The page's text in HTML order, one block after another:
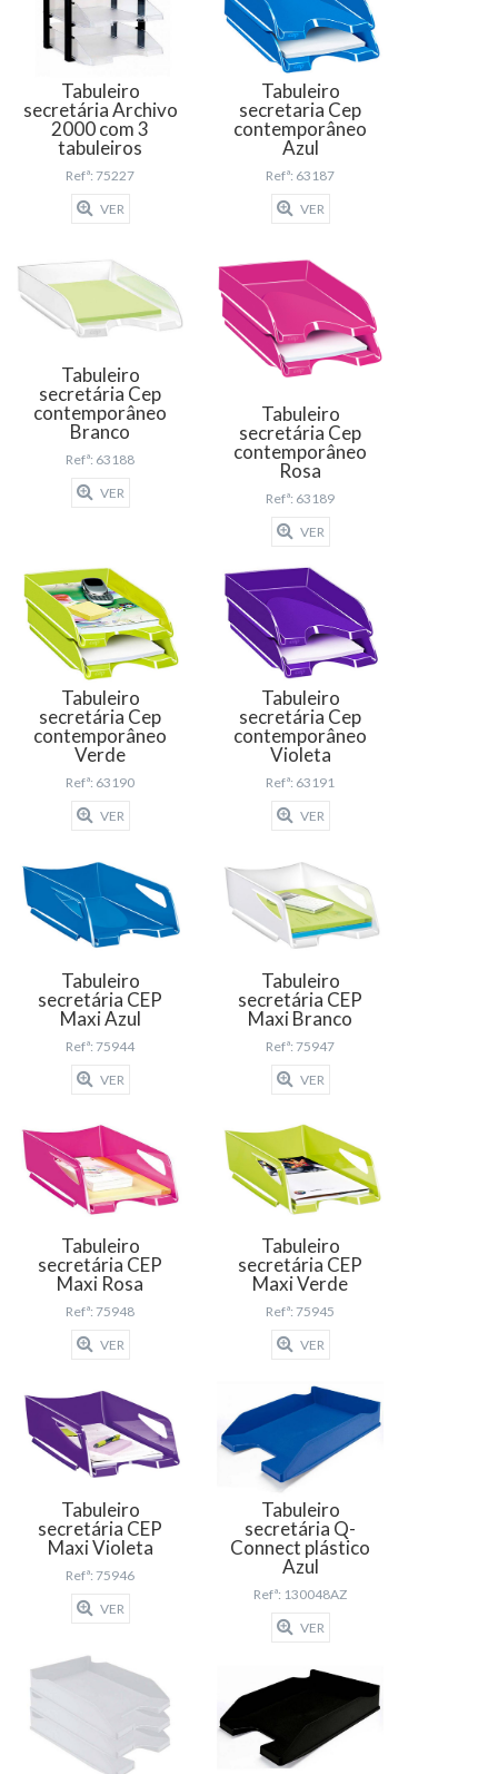
Tabuleiro
secretária Archivo
2000 com 3
tabuleiros
Refª: 75227
VER
Tabuleiro
secretaria Cep
contemporâneo
Azul
Refª: 63187
VER
Tabuleiro
secretária Cep
contemporâneo
Branco
Refª: 63188
VER
Tabuleiro
secretária Cep
contemporâneo
Rosa
Refª: 63189
VER
Tabuleiro
secretária Cep
contemporâneo
Verde
Refª: 63190
VER
Tabuleiro
secretária Cep
contemporâneo
Violeta
Refª: 63191
VER
Tabuleiro
secretária CEP
Maxi Azul
Refª: 75944
VER
Tabuleiro
secretária CEP
Maxi Branco
Refª: 75947
VER
Tabuleiro
secretária CEP
Maxi Rosa
Refª: 75948
VER
Tabuleiro
secretária CEP
Maxi Verde
Refª: 75945
VER
Tabuleiro
secretária CEP
Maxi Violeta
Refª: 75946
VER
Tabuleiro
secretária Q-
Connect plástico
Azul
Refª: 130048AZ
VER